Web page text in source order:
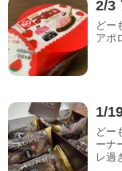
2/3
どー
アポ
1/
どー
ーナ
レ過